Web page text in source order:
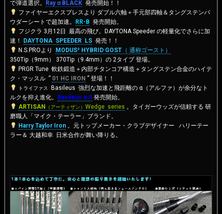
で弾道選択。 Ray α BLACK 発売開始！！
ファイヤーエクスプレスより ダブル六軸＋手元部四軸＆タングステンパ
ウダーシートで超加速。 RR-B 発売開始。
フジクラ 3月12日 最高の飛び。DAYTONA Speeder の軽量化でさらに加
速！ DAYTONA SPEEDER LS 発売！！
N.S.PROより MODUS³ HYBRID GOST（ 通称ゴースト）
350Tip（9mm） 370Tip（9.4mm）の 2タイプ 登場。
PRGR Tune 軟鉄鍛造＋内部チタンコア構造＋タングステン合金のハイテ
ク・マッスル ” 01 HC IRON ” 登場！！
トライファス
Basileus 強烈な加速と飛距離の α（アルファ）が余分なト
ルクを抑え進化。 Basileus α-Ⅱ 発売開始。
ARTISAN （アーティザン） Wedge series 。タイガーウッズが信頼する 研
磨職人「マイク・テーラー」ブランド。
Harry Taylor Iron。元トップメーカー・クラブデザイナー ハリーテー
ラー＆ 大越和幸 日米合作が舞い降りる。